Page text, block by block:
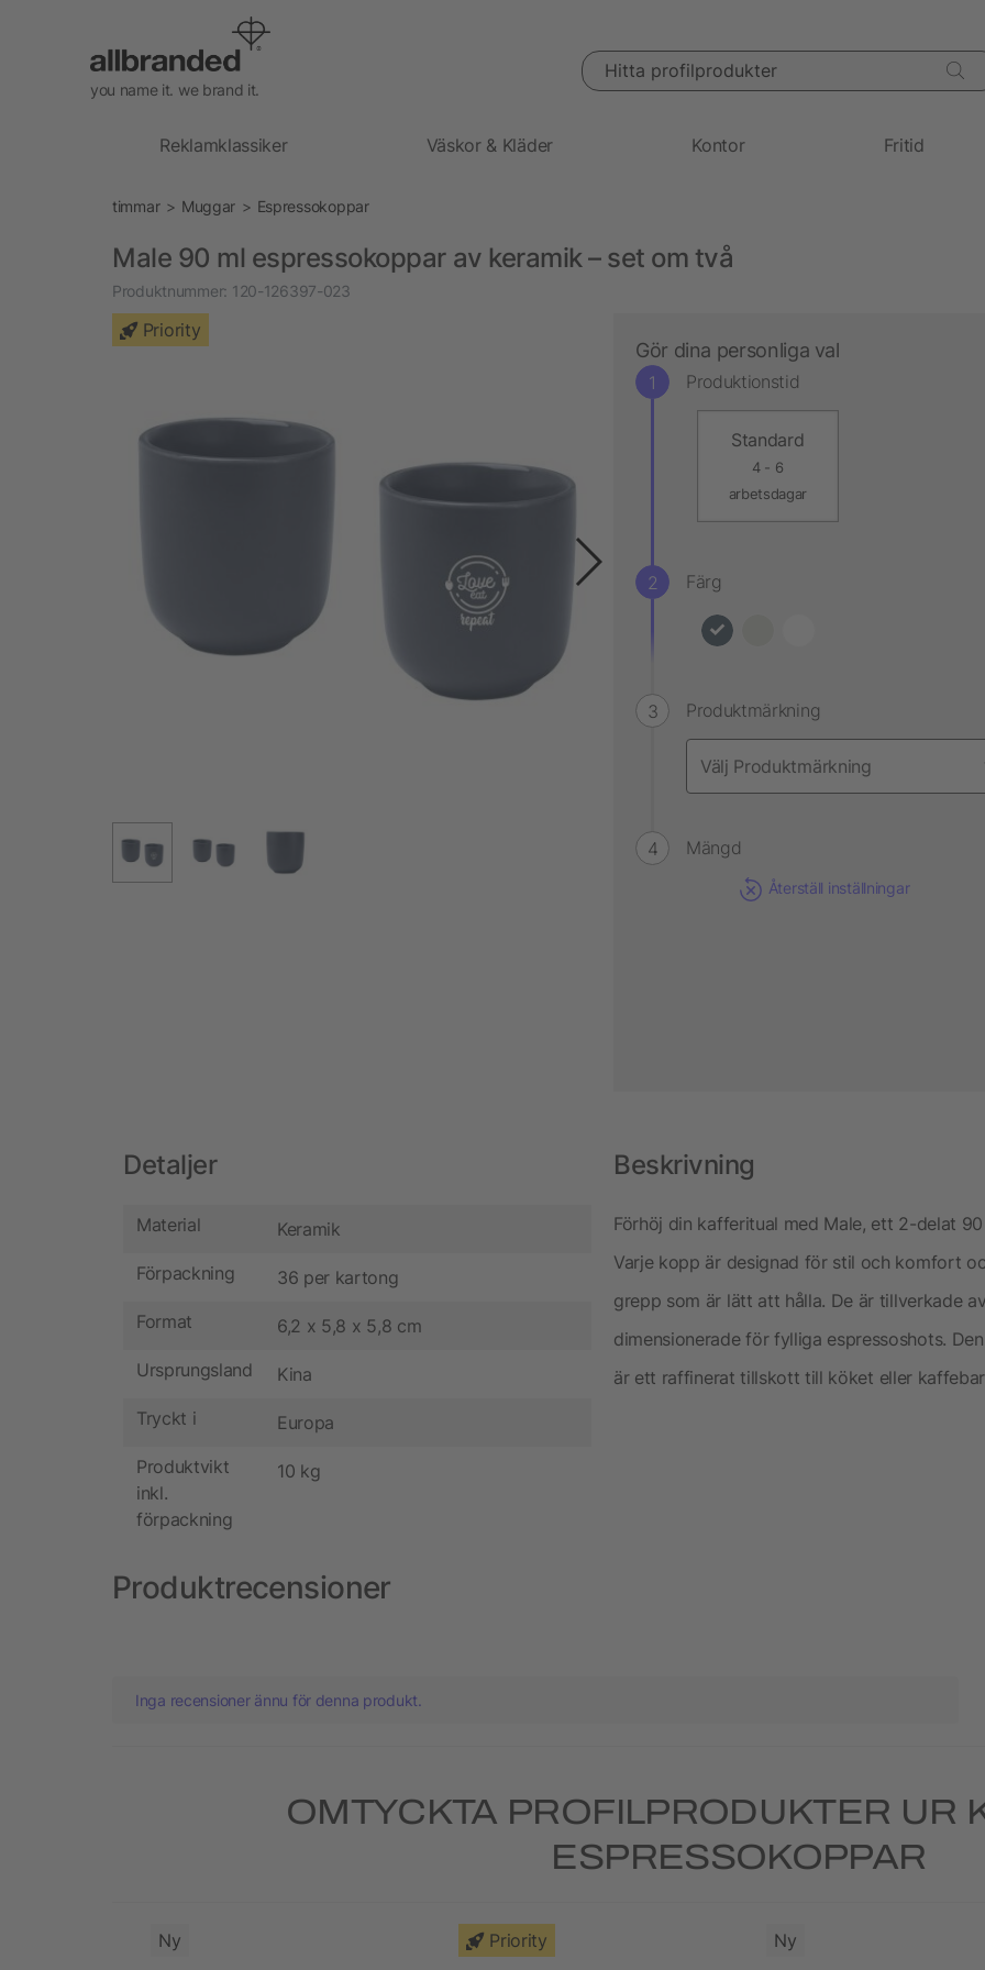
you name it. we brand it.
Hitta profilprodukter
Reklamklassiker Väskor & Kläder Kontor Fritid
timmar Muggar Espressokoppar
Male 90 ml espressokoppar av keramik – set om två
Produktnummer: 120-126397-023
Priority
Gör dina personliga val
Produktionstid
Standard
4 - 6
arbetsdagar
Färg
Produktmärkning
Mängd
Återställ inställningar
Detaljer
Material Keramik
Förpackning 36 per kartong
Format 6,2 x 5,8 x 5,8 cm
Ursprungsland Kina
Tryckt i Europa
Produktvikt
inkl.
förpackning
10 kg
Beskrivning
Förhöj din kafferitual med Male, ett 2-delat
Varje kopp är designad för stil och komfort
grepp som är lätt att hålla. De är tillverkade
dimensionerade för fylliga espressoshots.
är ett raffinerat tillskott till köket eller
Produktrecensioner
Inga recensioner ännu för denna produkt.
OMTYCKTA PROFILPRODUKTER UR
ESPRESSOKOPPAR
Ny Priority Ny